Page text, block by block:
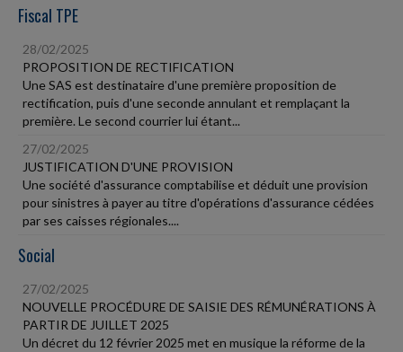
Fiscal TPE
28/02/2025
PROPOSITION DE RECTIFICATION
Une SAS est destinataire d'une première proposition de
rectification, puis d'une seconde annulant et remplaçant la
première. Le second courrier lui étant...
27/02/2025
JUSTIFICATION D'UNE PROVISION
Une société d'assurance comptabilise et déduit une provision
pour sinistres à payer au titre d'opérations d'assurance cédées
par ses caisses régionales....
Social
27/02/2025
NOUVELLE PROCÉDURE DE SAISIE DES RÉMUNÉRATIONS À
PARTIR DE JUILLET 2025
Un décret du 12 février 2025 met en musique la réforme de la